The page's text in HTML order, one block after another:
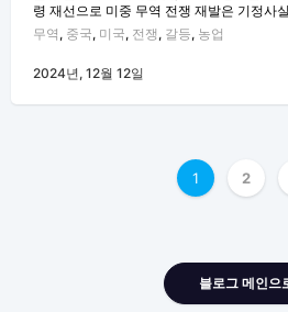
령 재선으로 미중 무역 전쟁 재발은 기정사
무역 , 중국, 미국, 전쟁, 갈등, 농업
2024년, 12월 12일
글
비
게
1 2
블로그 메인으